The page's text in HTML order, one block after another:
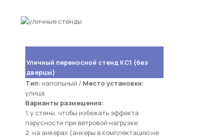
Уличный переносной стенд КС1 (без
дверцы)
Тип: напольный / Место установки:
улица
Варианты размещения:
1. у стены, чтобы избежать эффекта
парусности при ветровой нагрузке
2. на анкерах (анкеры в комплектацию не